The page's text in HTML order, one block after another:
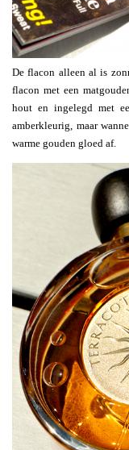
De flacon alleen al is
flacon met een
hout en ingelegd met
amberkleurig, maar
warme gouden gloed af.